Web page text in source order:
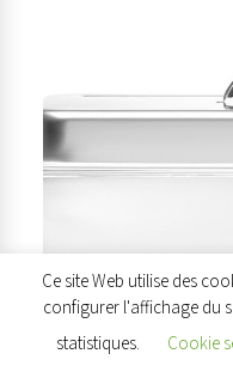
Ce site Web utilise des
configurer l'affichage du
statistiques.
Cookie